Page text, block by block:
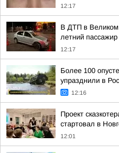
12:17
В ДТП в Великом
летний
12:17
Более 100
упразднили в
12:16
Проект
стартовал в
12:01